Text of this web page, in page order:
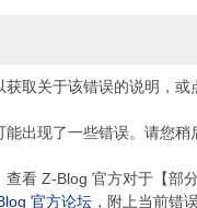
取关于该错误的说明，或
出现了一些错误。请您稍
查看 Z-Blog 官方对于【部
官方论坛 ，附上当前错